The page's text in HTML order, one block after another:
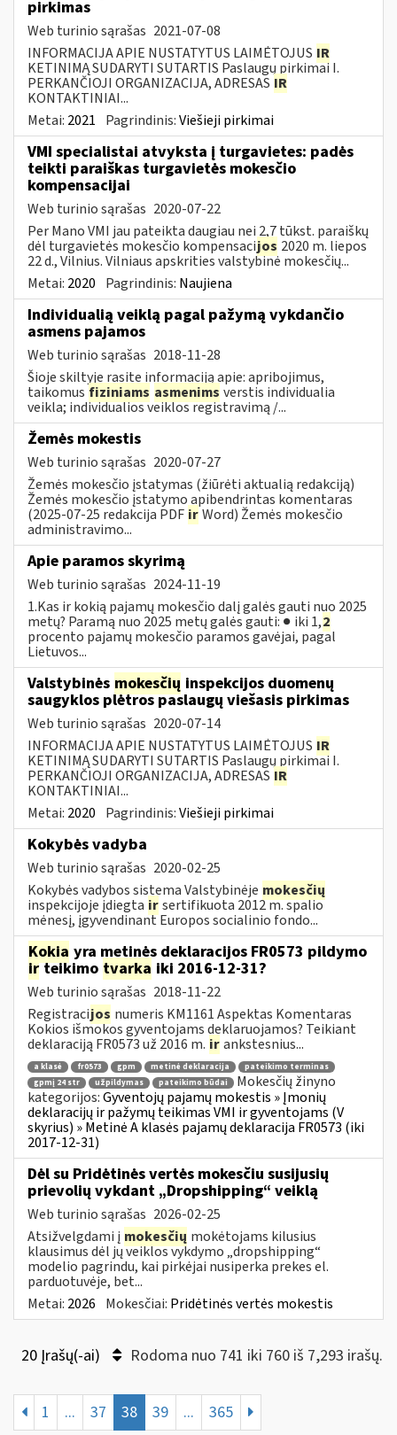
pirkimas
Web turinio sąrašas 2021-07-08
INFORMACIJA APIE NUSTATYTUS LAIMĖTOJUS IR
KETINIMĄ SUDARYTI SUTARTIS Paslaugų pirkimai I.
PERKANČIOJI ORGANIZACIJA, ADRESAS IR
KONTAKTINIAI...
Metai: 2021 Pagrindinis:Viešieji pirkimai
VMI specialistai atvyksta į turgavietes: padės
teikti paraiškas turgavietės mokesčio
kompensacijai
Web turinio sąrašas 2020-07-22
Per Mano VMI jau pateikta daugiau nei 2,7 tūkst. paraiškų
dėl turgavietės mokesčio kompensacijos 2020 m. liepos
22 d., Vilnius. Vilniaus apskrities valstybinė mokesčių...
Metai: 2020 Pagrindinis: Naujiena
Individualią veiklą pagal pažymą vykdančio
asmens pajamos
Web turinio sąrašas 2018-11-28
Šioje skiltyje rasite informaciją apie: apribojimus,
taikomus fiziniams asmenims verstis individualia
veikla; individualios veiklos registravimą /...
Žemės mokestis
Web turinio sąrašas 2020-07-27
Žemės mokesčio įstatymas (žiūrėti aktualią redakciją)
Žemės mokesčio įstatymo apibendrintas komentaras
(2025-07-25 redakcija PDF irWord) Žemės mokesčio
administravimo...
Apie paramos skyrimą
Web turinio sąrašas 2024-11-19
1.Kas ir kokią pajamų mokesčio dalį galės gauti nuo 2025
metų? Paramą nuo 2025 metų galės gauti: ● iki 1,2
procento pajamų mokesčio paramos gavėjai, pagal
Lietuvos...
Valstybinės mokesčių inspekcijos duomenų
saugyklos plėtros paslaugų viešasis pirkimas
Web turinio sąrašas 2020-07-14
INFORMACIJA APIE NUSTATYTUS LAIMĖTOJUS IR
KETINIMĄ SUDARYTI SUTARTIS Paslaugų pirkimai I.
PERKANČIOJI ORGANIZACIJA, ADRESAS IR
KONTAKTINIAI...
Metai: 2020 Pagrindinis:Viešieji pirkimai
Kokybės vadyba
Web turinio sąrašas 2020-02-25
Kokybės vadybos sistema Valstybinėje mokesčių
inspekcijoje įdiegta irsertifikuota 2012 m. spalio
mėnesį, įgyvendinant Europos socialinio fondo...
Kokia yra metinės deklaracijos FR0573 pildymo
irteikimo tvarka iki 2016-12-31?
Web turinio sąrašas 2018-11-22
Registracijos numeris KM1161 Aspektas Komentaras
Kokios išmokos gyventojams deklaruojamos? Teikiant
deklaraciją FR0573 už 2016 m. irankstesnius...
a klasė fr0573 gpm metinė deklaracija
pateikimo terminas
gpmį 24 str
užpildymas pateikimo būdai
Mokesčių žinyno
kategorijos:Gyventojų pajamų mokestis » Įmonių
deklaracijų ir pažymų teikimas VMI ir gyventojams (V
skyrius) » Metinė A klasės pajamų deklaracija FR0573 (iki
2017-12-31)
Dėl su Pridėtinės vertės mokesčiu susijusių
prievolių vykdant „Dropshipping“ veiklą
Web turinio sąrašas 2026-02-25
Atsižvelgdami į mokesčių mokėtojams kilusius
klausimus dėl jų veiklos vykdymo „dropshipping“
modelio pagrindu, kai pirkėjai nusiperka prekes el.
parduotuvėje, bet...
Metai: 2026 Mokesčiai: Pridėtinės vertės mokestis
20 Įrašų(-ai) Rodoma nuo 741 iki 760 iš 7,293 irašų.
1 ... 37 38 39 ... 365